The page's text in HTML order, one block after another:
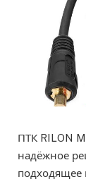
ПТК RILON
надёжное
подходящее